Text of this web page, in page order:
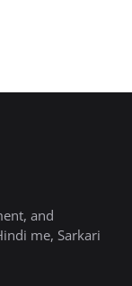
and
me, Sarkari